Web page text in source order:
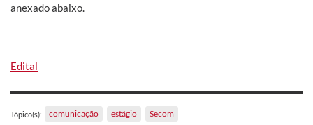
anexado abaixo.
Edital
Tópico(s): comunicação estágio Secom